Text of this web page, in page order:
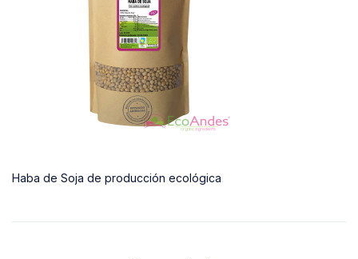
Haba de Soja de producción ecológica